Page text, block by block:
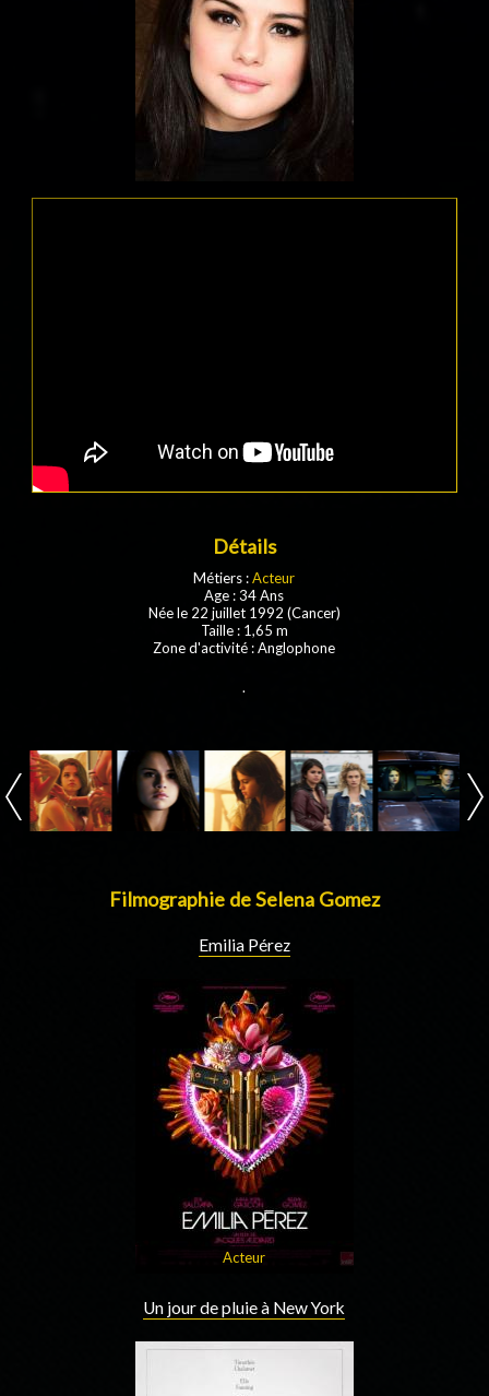
Détails
Métiers :Acteur
Age : 34 Ans
Née le 22 juillet 1992 (Cancer)
Taille : 1,65 m
Zone d'activité : Anglophone
.
Filmographie de Selena Gomez
Emilia Pérez
Acteur
Un jour de pluie à New York